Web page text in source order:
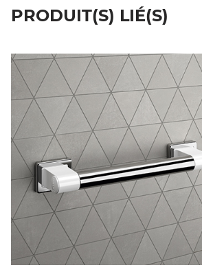
PRODUIT(S) LIÉ(S)
BARRES RUGAO - BLANC